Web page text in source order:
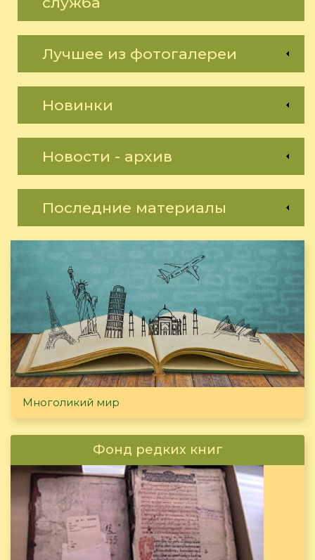
Лучшее из фотогалереи
Новинки
Новости - архив
Последние материалы
Многоликий мир
Фонд редких книг